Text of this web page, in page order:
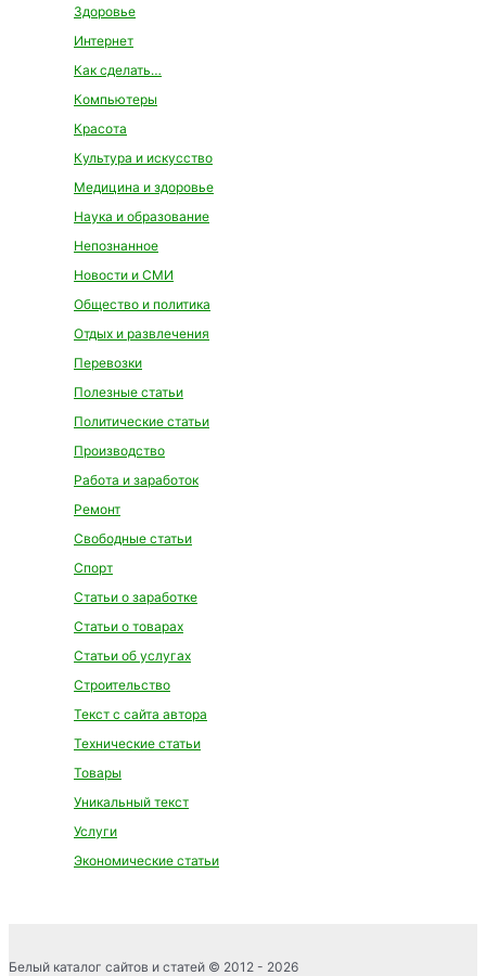
Здоровье
Интернет
Как сделать…
Компьютеры
Красота
Культура и искусство
Медицина и здоровье
Наука и образование
Непознанное
Новости и СМИ
Общество и политика
Отдых и развлечения
Перевозки
Полезные статьи
Политические статьи
Производство
Работа и заработок
Ремонт
Свободные статьи
Спорт
Статьи о заработке
Статьи о товарах
Статьи об услугах
Строительство
Текст с сайта автора
Технические статьи
Товары
Уникальный текст
Услуги
Экономические статьи
Белый каталог сайтов и статей © 2012 - 2026